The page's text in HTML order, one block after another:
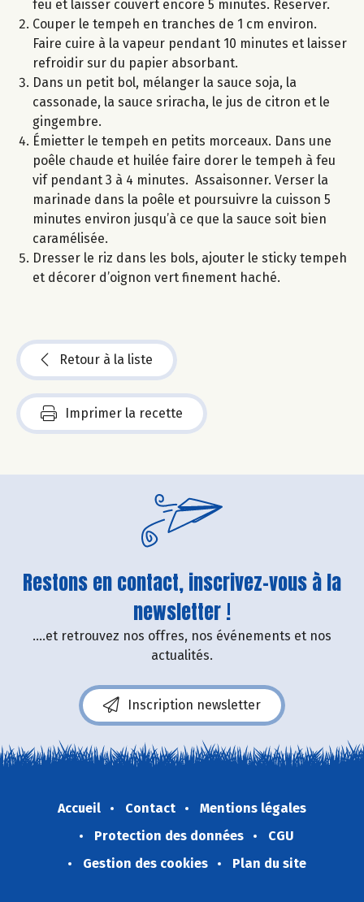
feu et laisser couvert encore 5 minutes. Réserver.
Couper le tempeh en tranches de 1 cm environ.
Faire cuire à la vapeur pendant 10 minutes et laisser
refroidir sur du papier absorbant.
Dans un petit bol, mélanger la sauce soja, la
cassonade, la sauce sriracha, le jus de citron et le
gingembre.
Émietter le tempeh en petits morceaux. Dans une
poêle chaude et huilée faire dorer le tempeh à feu
vif pendant 3 à 4 minutes. Assaisonner. Verser la
marinade dans la poêle et poursuivre la cuisson 5
minutes environ jusqu’à ce que la sauce soit bien
caramélisée.
Dresser le riz dans les bols, ajouter le sticky tempeh
et décorer d’oignon vert finement haché.
Retour à la liste
Imprimer la recette
Restons en contact, inscrivez-vous à la
newsletter !
....et retrouvez nos offres, nos événements et nos
actualités.
Inscription newsletter
Accueil Contact
Mentions légales
Protection des données
CGU
Gestion des cookies
Plan du site